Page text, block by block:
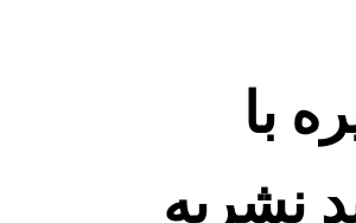
با
نشریه